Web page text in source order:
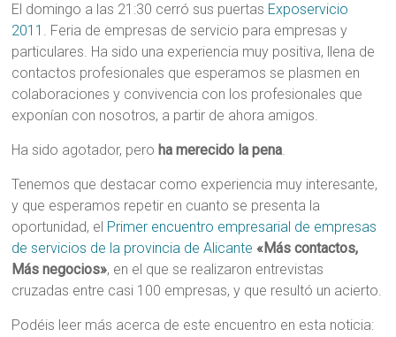
El domingo a las 21:30 cerró sus puertas Exposervicio
2011 . Feria de empresas de servicio para empresas y
particulares. Ha sido una experiencia muy positiva, llena de
contactos profesionales que esperamos se plasmen en
colaboraciones y convivencia con los profesionales que
exponían con nosotros, a partir de ahora amigos.
Ha sido agotador, pero ha merecido la pena.
Tenemos que destacar como experiencia muy interesante,
y que esperamos repetir en cuanto se presenta la
oportunidad, el Primer encuentro empresarial de empresas
de servicios de la provincia de Alicante «Más contactos,
Más negocios», en el que se realizaron entrevistas
cruzadas entre casi 100 empresas, y que resultó un acierto.
Podéis leer más acerca de este encuentro en esta noticia: